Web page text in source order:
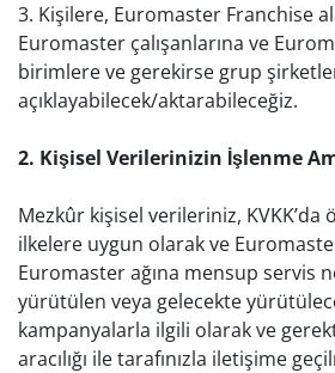
3. Kişilere, Euromaster Franchise
Euromaster çalışanlarına ve
birimlere ve gerekirse grup
açıklayabilecek/aktarabileceğiz.
2. Kişisel Verilerinizin İşlenme
Mezkûr kişisel verileriniz,
ilkelere uygun olarak ve
Euromaster ağına mensup servis
yürütülen veya gelecekte
kampanyalarla ilgili olarak ve
aracılığı ile tarafınızla iletişime